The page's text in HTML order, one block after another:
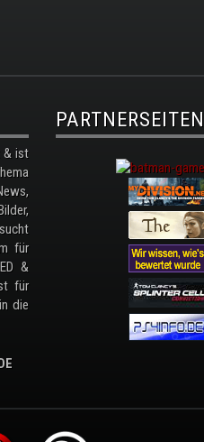
& ist
für
&
für
die
PARTNERSEITEN